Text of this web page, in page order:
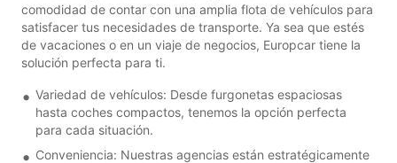
comodidad de contar con una amplia flota de vehículos para
satisfacer tus necesidades de transporte. Ya sea que estés
de vacaciones o en un viaje de negocios, Europcar tiene la
solución perfecta para ti.
Variedad de vehículos: Desde furgonetas espaciosas
hasta coches compactos, tenemos la opción perfecta
para cada situación.
Conveniencia: Nuestras agencias están estratégicamente